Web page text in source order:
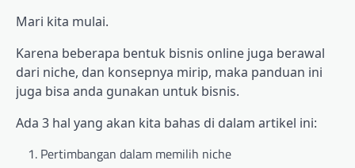
Mari kita mulai.
Karena beberapa bentuk bisnis online juga berawal
dari niche, dan konsepnya mirip, maka panduan ini
juga bisa anda gunakan untuk bisnis.
Ada 3 hal yang akan kita bahas di dalam artikel ini:
Pertimbangan dalam memilih niche